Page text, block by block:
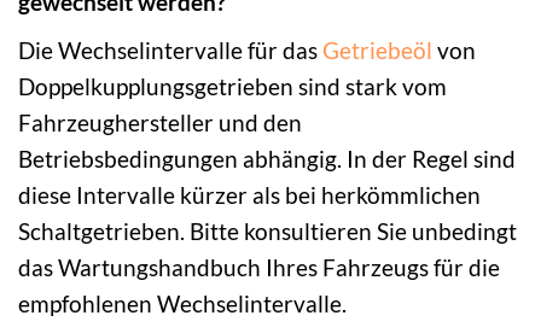
Die Wechselintervalle für das Getriebeöl von
Doppelkupplungsgetrieben sind stark vom
Fahrzeughersteller und den
Betriebsbedingungen abhängig. In der Regel sind
diese Intervalle kürzer als bei herkömmlichen
Schaltgetrieben. Bitte konsultieren Sie unbedingt
das Wartungshandbuch Ihres Fahrzeugs für die
empfohlenen Wechselintervalle.